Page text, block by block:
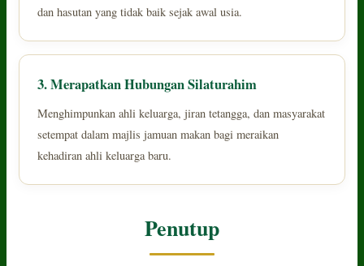
dan hasutan yang tidak baik sejak awal usia.
3. Merapatkan Hubungan Silaturahim
Menghimpunkan ahli keluarga, jiran tetangga, dan masyarakat
setempat dalam majlis jamuan makan bagi meraikan
kehadiran ahli keluarga baru.
Penutup